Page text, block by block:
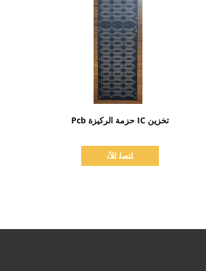
تخزين IC حزمة الركيزة Pcb
ﺎﺘﺼﻟ ﺍﻶﻧ